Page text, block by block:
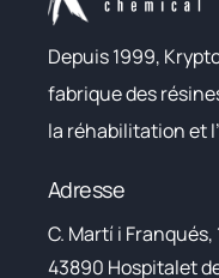
Depuis 1999,
fabrique des
la réhabilitation et
Adresse
C. Martí i Franqués,
43890 Hospitalet